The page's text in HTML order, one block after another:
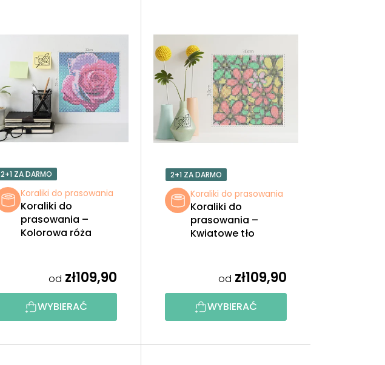
T
O
W
A
N
I
E
P
D
U
K
2+1 ZA DARMO
Koraliki do prasowania
Koraliki do
prasowania –
Kolorowa róża
od zł109,90
WYBIERAĆ
2+1 ZA DARMO
Koraliki do prasowania
Koraliki do
prasowania –
Kwiatowe tło
od zł109,90
WYBIERAĆ